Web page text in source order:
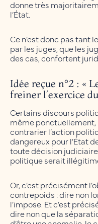
donne très
l’État.
Ce n’est donc pas tant
par les juges, que les
des cas, confortent
Idée reçue n°2 : «
freiner l’exercice
Certains discours
même ponctuellement,
contrarier l’action
dangereux pour l’État
toute décision
politique serait
Or, c’est précisément
contrepoids : dire non
l’impose. Et c’est
dire non que la